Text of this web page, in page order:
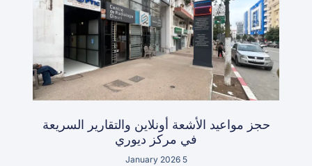
حجز مواعيد الأشعة أونلاين والتقارير السريعة
في مركز ديوري
5 January 2026